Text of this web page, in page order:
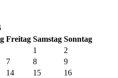
Freitag Samstag Sonntag
1
2
7 8
9
14 15 16